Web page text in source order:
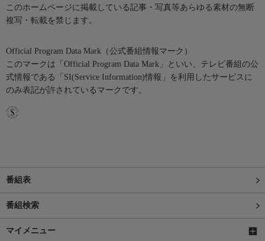
このホームページに掲載している記事・写真等あらゆる素材の無断
複写・転載を禁じます。
Official Program Data Mark（公式番組情報マーク）
このマークは「Official Program Data Mark」といい、テレビ番組の公
式情報である「SI(Service Information)情報」を利用したサービスに
のみ表記が許されているマークです。
番組表
番組検索
マイメニュー